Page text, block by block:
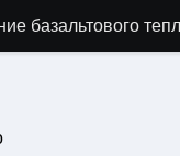
базальтового
для освоения